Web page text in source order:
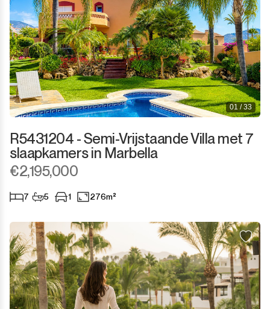
01 / 33
R5431204 - Semi-Vrijstaande Villa met 7
slaapkamers in Marbella
€2,195,000
7 5 1 276m²